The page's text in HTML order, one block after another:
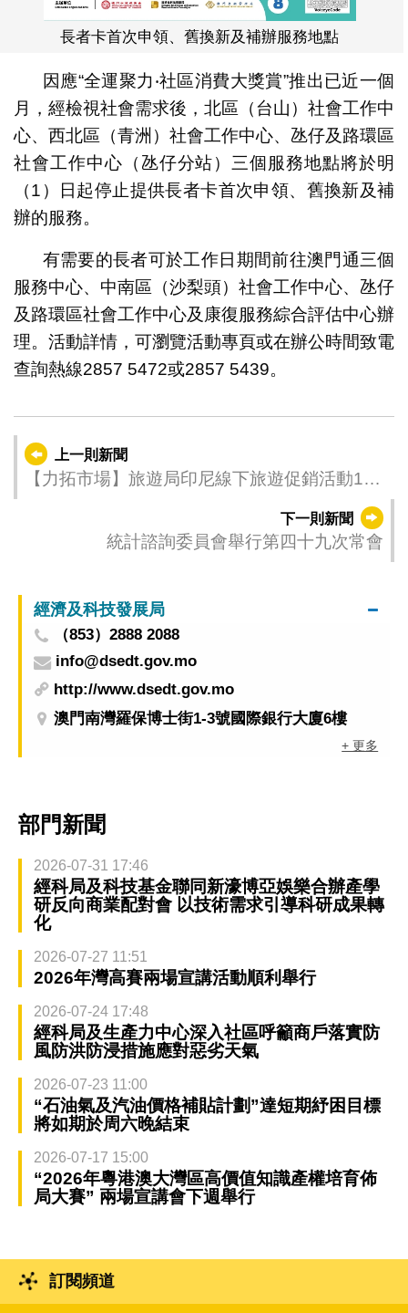
長者卡首次申領、舊換新及補辦服務地點
因應“全運聚力‧社區消費大獎賞”推出已近一個
月，經檢視社會需求後，北區（台山）社會工作中
心、西北區（青洲）社會工作中心、氹仔及路環區
社會工作中心（氹仔分站）三個服務地點將於明
（1）日起停止提供長者卡首次申領、舊換新及補
辦的服務。
有需要的長者可於工作日期間前往澳門通三個
服務中心、中南區（沙梨頭）社會工作中心、氹仔
及路環區社會工作中心及康復服務綜合評估中心辦
理。活動詳情，可瀏覽活動專頁或在辦公時間致電
查詢熱線2857 5472或2857 5439。
上一則新聞
【力拓市場】旅遊局印尼線下旅遊促銷活動10
下一則新聞
統計諮詢委員會舉行第四十九次常會
經濟及科技發展局
（853）2888 2088
info@dsedt.gov.mo
http://www.dsedt.gov.mo
澳門南灣羅保博士街1-3號國際銀行大廈6樓
+ 更多
部門新聞
2026-07-31 17:46
經科局及科技基金聯同新濠博亞娛樂合辦產學
研反向商業配對會 以技術需求引導科研成果轉
化
2026-07-27 11:51
2026年灣高賽兩場宣講活動順利舉行
2026-07-24 17:48
經科局及生產力中心深入社區呼籲商戶落實防
風防洪防浸措施應對惡劣天氣
2026-07-23 11:00
“石油氣及汽油價格補貼計劃”達短期紓困目標
將如期於周六晚結束
2026-07-17 15:00
“2026年粵港澳大灣區高價值知識產權培育佈
局大賽” 兩場宣講會下週舉行
訂閱頻道